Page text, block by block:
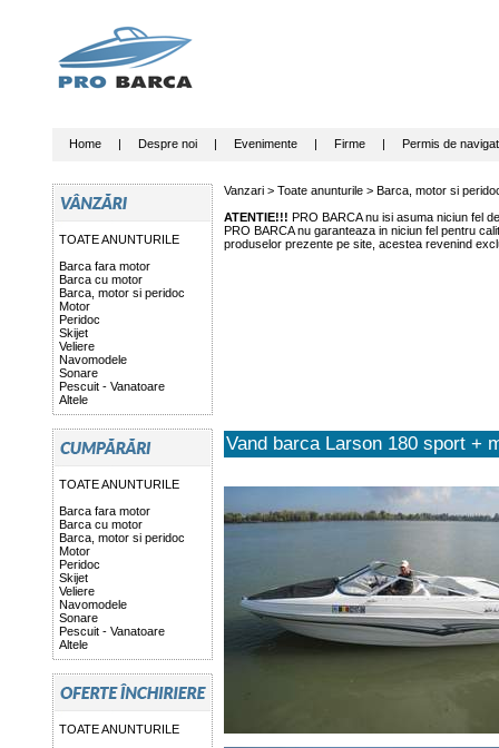
Home| Despre noi| Evenimente| Firme| Permis de
TOATE ANUNTURILE
Barca fara motor
Barca cu motor
Barca, motor si peridoc
Motor
Peridoc
Skijet
Veliere
Navomodele
Sonare
Pescuit - Vanatoare
Altele
TOATE ANUNTURILE
Barca fara motor
Barca cu motor
Barca, motor si peridoc
Motor
Peridoc
Skijet
Veliere
Navomodele
Sonare
Pescuit - Vanatoare
Altele
TOATE ANUNTURILE
Vanzari > Toate anunturile> Barca, motor si
ATENTIE!!! PRO BARCA nu isi asuma niciun fel
PRO BARCA nu garanteaza in niciun fel pentru
produselor prezente pe site, acestea revenind
Vand barca Larson 180 sport +